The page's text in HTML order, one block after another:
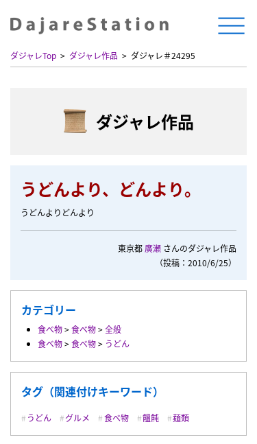
ダジャレTop ダジャレ作品 ダジャレ＃24295
ダジャレ作品
うどんより、どんより。
うどんよりどんより
東京都 廣瀬 さんのダジャレ作品
（投稿：2010/6/25）
カテゴリー
食べ物>食べ物>全般
食べ物>食べ物> うどん
タグ（関連付けキーワード）
うどん グルメ 食べ物 饂飩 麺類